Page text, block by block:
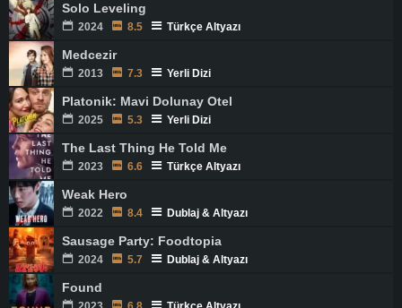
Solo Leveling
2024 8.5 Türkçe Altyazı
Medcezir
2013 7.3 Yerli Dizi
Platonik: Mavi Dolunay Otel
2025 5.3 Yerli Dizi
The Last Thing He Told Me
2023 6.6 Türkçe Altyazı
Weak Hero
2022 8.4 Dublaj & Altyazı
Sausage Party: Foodtopia
2024 5.7 Dublaj & Altyazı
Found